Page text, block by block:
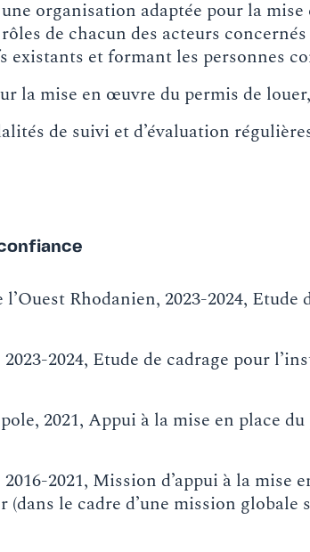
organisation adaptée pour la
de chacun des acteurs
existants et formant les personnes
la mise en œuvre du permis de louer,
de suivi et d’évaluation
Rhodanien, 2023-2024,
2024, Etude de cadrage pour
2021, Appui à la mise en place
2021, Mission d’appui à la mise
(dans le cadre d’une mission globale